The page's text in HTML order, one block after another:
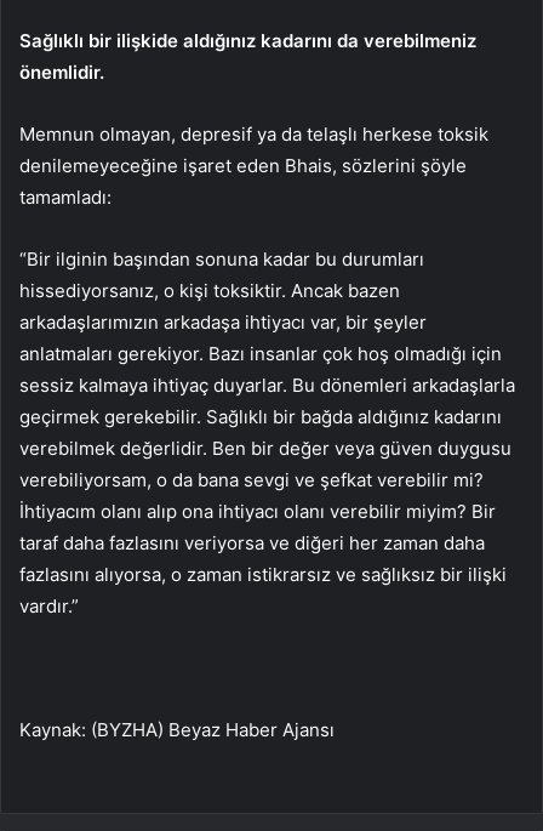
Sağlıklı bir ilişkide aldığınız kadarını da verebilmeniz
önemlidir.
Memnun olmayan, depresif ya da telaşlı herkese toksik
denilemeyeceğine işaret eden Bhais, sözlerini şöyle
tamamladı:
“Bir ilginin başından sonuna kadar bu durumları
hissediyorsanız, o kişi toksiktir. Ancak bazen
arkadaşlarımızın arkadaşa ihtiyacı var, bir şeyler
anlatmaları gerekiyor. Bazı insanlar çok hoş olmadığı için
sessiz kalmaya ihtiyaç duyarlar. Bu dönemleri arkadaşlarla
geçirmek gerekebilir. Sağlıklı bir bağda aldığınız kadarını
verebilmek değerlidir. Ben bir değer veya güven duygusu
verebiliyorsam, o da bana sevgi ve şefkat verebilir mi?
İhtiyacım olanı alıp ona ihtiyacı olanı verebilir miyim? Bir
taraf daha fazlasını veriyorsa ve diğeri her zaman daha
fazlasını alıyorsa, o zaman istikrarsız ve sağlıksız bir ilişki
vardır.”
Kaynak: (BYZHA) Beyaz Haber Ajansı